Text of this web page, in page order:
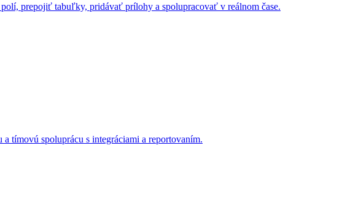
prepojiť tabuľky, pridávať prílohy a spolupracovať v reálnom čase.
tímovú spoluprácu s integráciami a reportovaním.